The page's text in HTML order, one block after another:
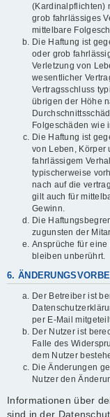
(Kardinalpflichten)
grob fahrlässiges
mittelbare
Die Haftung ist
oder grob
Verletzung von
wesentlicher
Vertragsschluss
übrigen der Höhe
Folgeschäden wie
Die Haftung ist
von Leben, Körper
fahrlässigem
typischerweise
nach auf die
gilt auch für
Gewinn.
Die
zugunsten der
Ansprüche für
bleiben unberührt.
6.
Der Betreiber ist
per E-Mail
Der Nutzer ist
Falle des
dem Nutzer
Die Änderungen
Nutzer den
Informationen über
sind in der